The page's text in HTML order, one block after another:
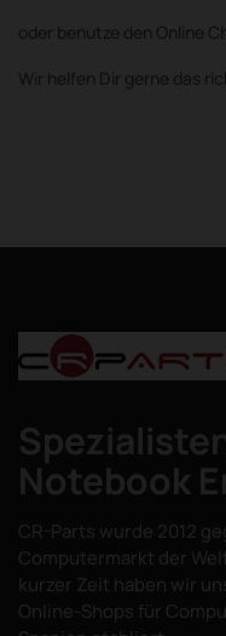
oder benutze den Online
Wir helfen Dir gerne das
Notebook
CR-Parts wurde 2012
Computermarkt der
kurzer Zeit haben wir
Online-Shops für